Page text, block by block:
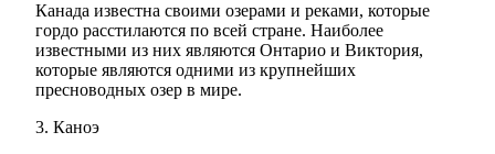
Канада известна своими озерами и реками, которые
гордо расстилаются по всей стране. Наиболее
известными из них являются Онтарио и Виктория,
которые являются одними из крупнейших
пресноводных озер в мире.
3. Каноэ